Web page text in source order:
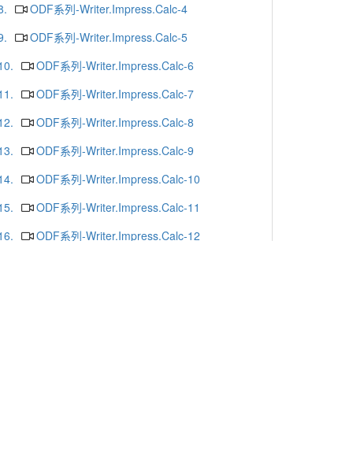
ODF系列-Writer.Impress.Calc-4
ODF系列-Writer.Impress.Calc-5
ODF系列-Writer.Impress.Calc-6
ODF系列-Writer.Impress.Calc-7
ODF系列-Writer.Impress.Calc-8
ODF系列-Writer.Impress.Calc-9
ODF系列-Writer.Impress.Calc-10
ODF系列-Writer.Impress.Calc-11
ODF系列-Writer.Impress.Calc-12